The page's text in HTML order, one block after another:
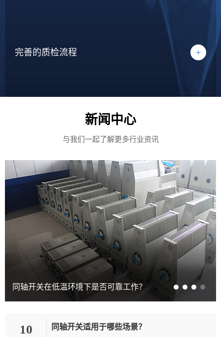
完善的质检流程 +
新闻中心
与我们一起了解更多行业资讯
同轴开关在低温环境下是否可靠工作？
10 同轴开关适用于哪些场景？